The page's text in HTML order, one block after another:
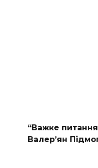
“Важке
Валер’ян